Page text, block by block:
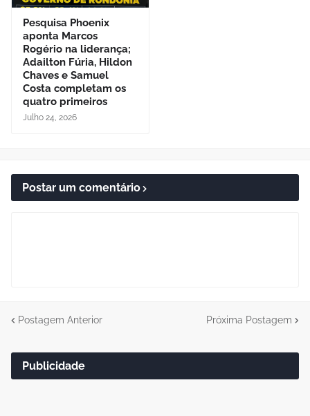
Pesquisa Phoenix
aponta Marcos
Rogério na liderança;
Adailton Fúria, Hildon
Chaves e Samuel
Costa completam os
quatro primeiros
Julho 24, 2026
Postar um comentário
Postagem Anterior Próxima Postagem
Publicidade